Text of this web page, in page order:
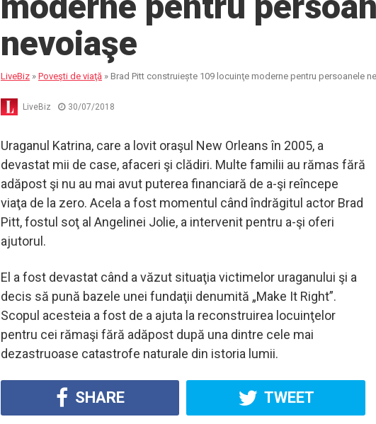
nevoiaşe
LiveBiz » Poveşti de viaţă » Brad Pitt construiește 109 locuinţe moderne pentru persoanele
LiveBiz 30/07/2018
Uraganul Katrina, care a lovit oraşul New Orleans în 2005, a
devastat mii de case, afaceri şi clădiri. Multe familii au rămas fără
adăpost şi nu au mai avut puterea financiară de a-şi reîncepe
viaţa de la zero. Acela a fost momentul când îndrăgitul actor Brad
Pitt, fostul soţ al Angelinei Jolie, a intervenit pentru a-şi oferi
ajutorul.
El a fost devastat când a văzut situaţia victimelor uraganului şi a
decis să pună bazele unei fundaţii denumită „Make It Right”.
Scopul acesteia a fost de a ajuta la reconstruirea locuinţelor
pentru cei rămaşi fără adăpost după una dintre cele mai
dezastruoase catastrofe naturale din istoria lumii.
SHARE TWEET